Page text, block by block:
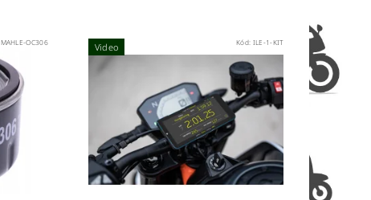
MAHLE-OC306 Video Kód: ILE-1-KIT